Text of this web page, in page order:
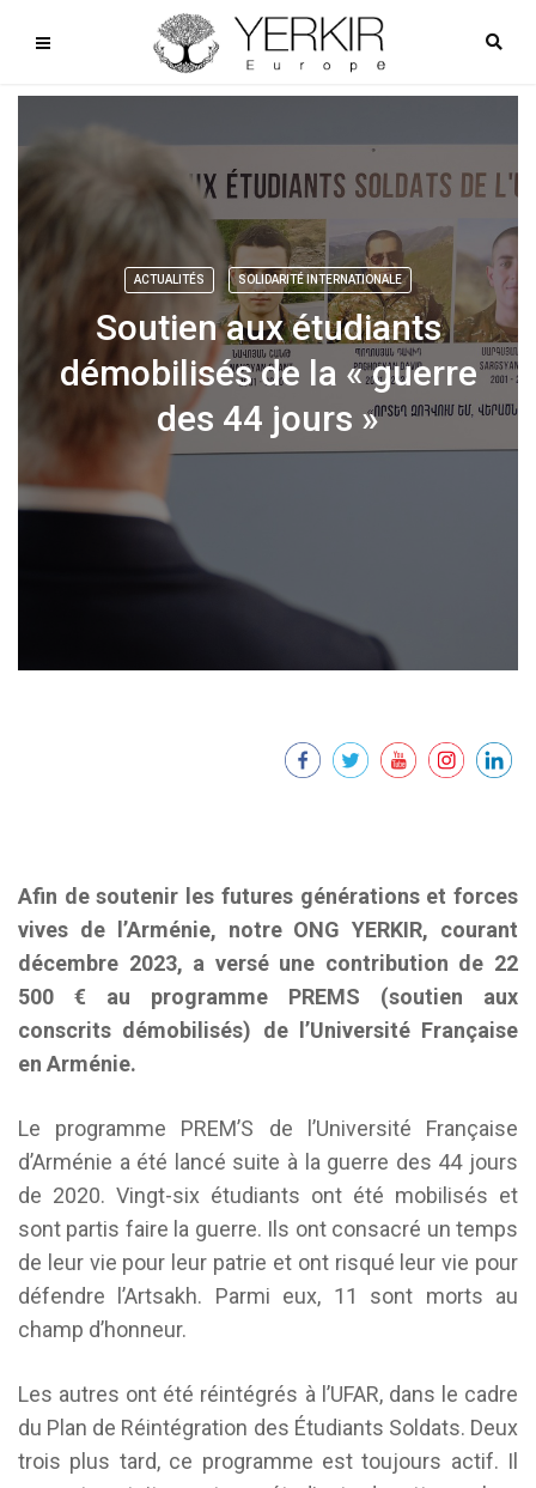
ACTUALITÉS SOLIDARITÉ INTERNATIONALE
Soutien aux étudiants
démobilisés de la « guerre
des 44 jours »
Afin de soutenir les futures générations et forces
vives de l’Arménie, notre ONG YERKIR, courant
décembre 2023, a versé une contribution de 22
500 € au programme PREMS (soutien aux
conscrits démobilisés) de l’Université Française
en Arménie.
Le programme PREM’S de l’Université Française
d’Arménie a été lancé suite à la guerre des 44 jours
de 2020. Vingt-six étudiants ont été mobilisés et
sont partis faire la guerre. Ils ont consacré un temps
de leur vie pour leur patrie et ont risqué leur vie pour
défendre l’Artsakh. Parmi eux, 11 sont morts au
champ d’honneur.
Les autres ont été réintégrés à l’UFAR, dans le cadre
du Plan de Réintégration des Étudiants Soldats. Deux
trois plus tard, ce programme est toujours actif. Il